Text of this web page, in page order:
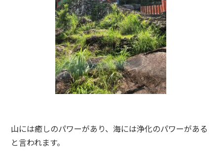
山には癒しのパワーがあり、海には浄化のパワーがある
と言われます。